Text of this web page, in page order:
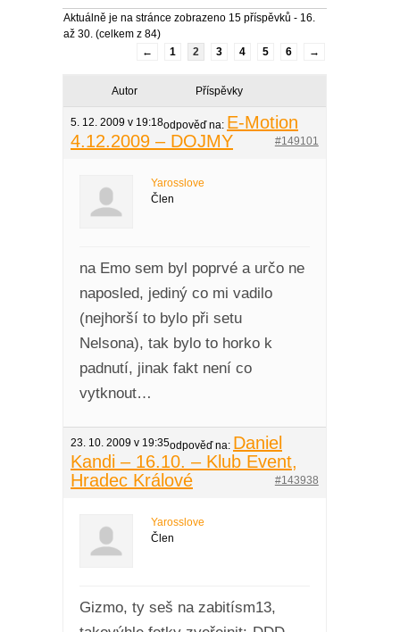
Aktuálně je na stránce zobrazeno 15 příspěvků - 16.
až 30. (celkem z 84)
←
1 2 3 4 5 6 →
Autor Příspěvky
5. 12. 2009 v 19:18odpověď na: E-Motion
4.12.2009 – DOJMY
#149101
Yarosslove
Člen
na Emo sem byl poprvé a určo ne
naposled, jediný co mi vadilo
(nejhorší to bylo při setu
Nelsona), tak bylo to horko k
padnutí, jinak fakt není co
vytknout…
23. 10. 2009 v 19:35odpověď na: Daniel
Kandi – 16.10. – Klub Event,
Hradec Králové
#143938
Yarosslove
Člen
Gizmo, ty seš na zabitísm13,